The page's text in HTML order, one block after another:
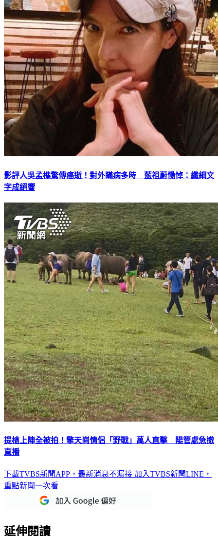
影評人吳孟樵驚傳癌逝！對外瞞病多時 藍祖蔚慟悼：纖細文
提槍上陣全被拍！擎天崗情侶「野戰」萬人直擊 陽管處急撤
下載TVBS新聞APP，最新消息不漏接
重點新聞一次看